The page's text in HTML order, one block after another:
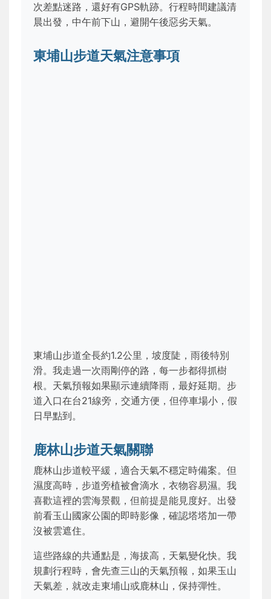
次差點迷路，還好有GPS軌跡。行程時間建議清
晨出發，中午前下山，避開午後惡劣天氣。
東埔山步道天氣注意事項
東埔山步道全長約1.2公里，坡度陡，雨後特別
滑。我走過一次雨剛停的路，每一步都得抓樹
根。天氣預報如果顯示連續降雨，最好延期。步
道入口在台21線旁，交通方便，但停車場小，假
日早點到。
鹿林山步道天氣關聯
鹿林山步道較平緩，適合天氣不穩定時備案。但
濕度高時，步道旁植被會滴水，衣物容易濕。我
喜歡這裡的雲海景觀，但前提是能見度好。出發
前看玉山國家公園的即時影像，確認塔塔加一帶
沒被雲遮住。
這些路線的共通點是，海拔高，天氣變化快。我
規劃行程時，會先查三山的天氣預報，如果玉山
天氣差，就改走東埔山或鹿林山，保持彈性。